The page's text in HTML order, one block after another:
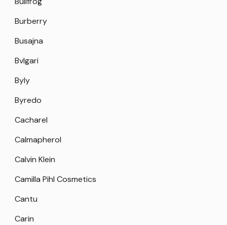
Burberry
Busajna
Bvlgari
Byly
Byredo
Cacharel
Calmapherol
Calvin Klein
Camilla Pihl Cosmetics
Cantu
Carin